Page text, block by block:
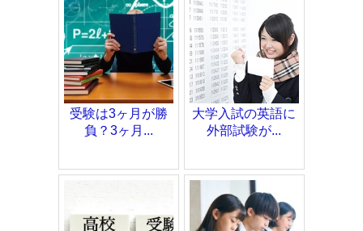
受験は3ヶ月が勝
負？3ヶ月...
大学入試の英語に
外部試験が...